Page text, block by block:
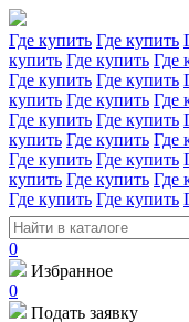
Где купить Где купить
купить Где купить Где
Где купить Где купить
купить Где купить Где
Где купить Где купить
купить Где купить Где
Где купить Где купить
купить Где купить Где
Где купить Где купить
0
Избранное
0
Подать заявку